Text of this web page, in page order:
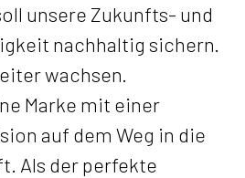
unsere Zukunfts- und
nachhaltig sichern.
wachsen.
Marke mit einer
auf dem Weg in die
Als der perfekte